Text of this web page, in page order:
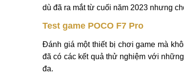
dù đã ra mắt từ cuối năm 2023 nhưng
Test game POCO F7 Pro
Đánh giá một thiết bị chơi game mà
đã có các kết quả thử nghiệm với
đa.